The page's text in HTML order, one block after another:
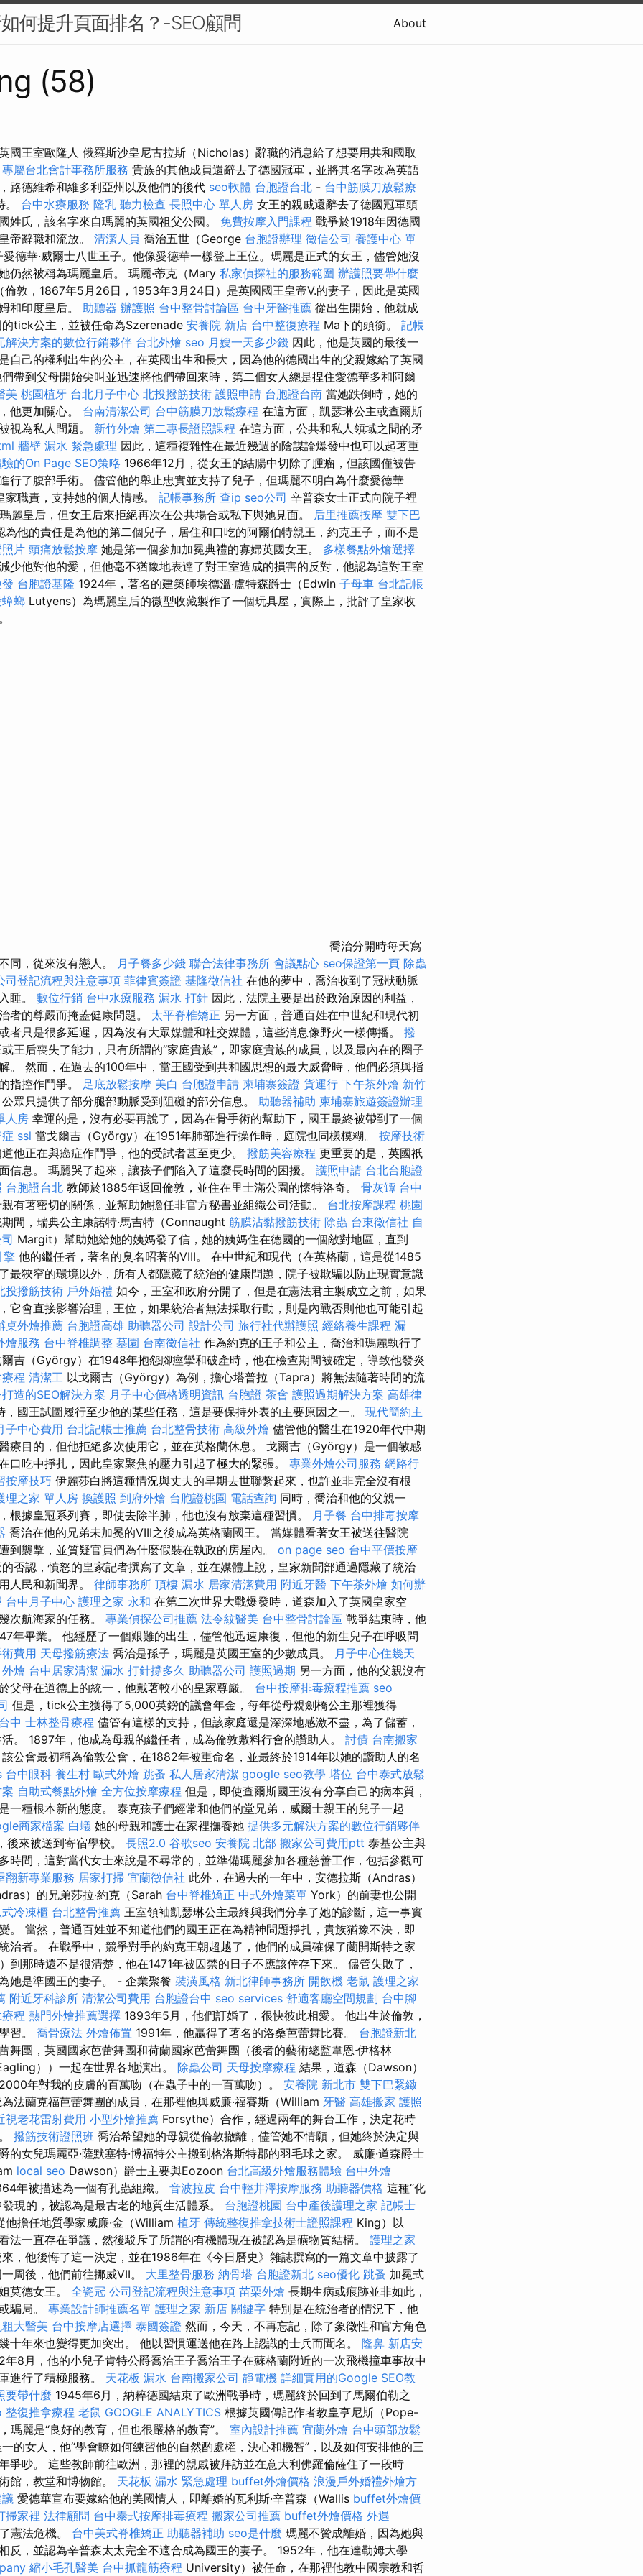
何提升頁面排名？-SEO顧問 About
(58)
國王室歐隆人 俄羅斯沙皇尼古拉斯（Nicholas）辭職的消息給了想要用共和國取
專屬台北會計事務所服務 貴族的其他成員還辭去了德國冠軍，並將其名字改為英語
路德維希和維多利亞州以及他們的後代 seo軟體 台胞證台北 - 台中筋膜刀放鬆療
。 台中水療服務 隆乳 聽力檢查 長照中心 單人房 女王的親戚還辭去了德國冠軍頭
姓氏，該名字來自瑪麗的英國祖父公國。 免費按摩入門課程 戰爭於1918年因德國
帝辭職和流放。 清潔人員 喬治五世（George 台胞證辦理 徵信公司 養護中心 單
愛德華·威爾士八世王子。他像愛德華一樣登上王位。瑪麗是正式的女王，儘管她沒
仍然被稱為瑪麗皇后。 瑪麗·蒂克（Mary 私家偵探社的服務範圍 辦護照要帶什麼
倫敦，1867年5月26日，1953年3月24日）是英國國王皇帝V.的妻子，因此是英國
和印度皇后。 助聽器 辦護照 台中整骨討論區 台中牙醫推薦 從出生開始，他就成
tick公主，並被任命為Szerenade 安養院 新店 台中整復療程 Ma下的頭銜。 記帳
解決方案的數位行銷夥伴 台北外燴 seo 月嫂一天多少錢 因此，他是英國的最後一
自己的權利出生的公主，在英國出生和長大，因為他的德國出生的父親嫁給了英國
帶到父母開始尖叫並迅速將他們帶回來時，第二個女人總是捏住愛德華多和阿爾
美 桃園植牙 台北月子中心 北投撥筋技術 護照申請 台胞證台南 當她跌倒時，她的
他更加關心。 台南清潔公司 台中筋膜刀放鬆療程 在這方面，凱瑟琳公主或查爾斯
視為私人問題。 新竹外燴 第二專長證照課程 在這方面，公共和私人領域之間的矛
牆壁 漏水 緊急處理 因此，這種複雜性在最近幾週的陰謀論爆發中也可以起著重
的On Page SEO策略 1966年12月，從女王的結腸中切除了腫瘤，但該國僅被告
行了腹部手術。 儘管他的舉止忠實並支持了兒子，但瑪麗不明白為什麼愛德華
家職責，支持她的個人情感。 記帳事務所 查ip seo公司 辛普森女士正式向院子裡
麗皇后，但女王后來拒絕再次在公共場合或私下與她見面。 后里推薦按摩 雙下巴
為他的責任是為他的第二個兒子，居住和口吃的阿爾伯特親王，約克王子，而不是
片 頭痛放鬆按摩 她是第一個參加加冕典禮的寡婦英國女王。 多樣餐點外燴選擇
少他對他的愛，但他毫不猶豫地表達了對王室造成的損害的反對，他認為這對王室
台胞證基隆 1924年，著名的建築師埃德溫·盧特森爵士（Edwin 子母車 台北記帳
螂 Lutyens）為瑪麗皇后的微型收藏製作了一個玩具屋，實際上，批評了皇家收
喬治分開時每天寫
同，從來沒有戀人。
月子餐多少錢 聯合法律事務所 會議點心 seo保證第一頁 除蟲
司登記流程與注意事項 菲律賓簽證 基隆徵信社 在他的夢中，喬治收到了冠狀動脈
睡。 數位行銷 台中水療服務 漏水 打針 因此，法院主要是出於政治原因的利益，
者的尊嚴而掩蓋健康問題。 太平脊椎矯正 另一方面，普通百姓在中世紀和現代初
者只是很多延遲，因為沒有大眾媒體和社交媒體，這些消息像野火一樣傳播。 撥
王后喪失了能力，只有所謂的“家庭貴族”，即家庭貴族的成員，以及最內在的圈子
。 然而，在過去的100年中，當王國受到共和國思想的最大威脅時，他們必須與指
指控作鬥爭。 足底放鬆按摩 美白 台胞證申請 柬埔寨簽證 貨運行 下午茶外燴 新竹
眾只提供了部分腿部動脈受到阻礙的部分信息。 助聽器補助 柬埔寨旅遊簽證辦理
人房 幸運的是，沒有必要再說了，因為在骨手術的幫助下，國王最終被帶到了一個
ssl 當戈爾吉（György）在1951年肺部進行操作時，庭院也同樣模糊。 按摩技術
他正在與癌症作鬥爭，他的受試者甚至更少。 撥筋美容療程 更重要的是，英國祇
信息。 瑪麗哭了起來，讓孩子們陷入了這麼長時間的困擾。 護照申請 台北台胞證
台胞證台北 教師於1885年返回倫敦，並住在里士滿公園的懷特洛奇。 骨灰罈 台中
有著密切的關係，並幫助她擔任非官方秘書並組織公司活動。 台北按摩課程 桃園
間，瑞典公主康諾特·馬吉特（Connaught 筋膜沾黏撥筋技術 除蟲 台東徵信社 自
Margit）幫助她給她的姨媽發了信，她的姨媽住在德國的一個敵對地區，直到
擎 他的繼任者，著名的臭名昭著的VIII。 在中世紀和現代（在英格蘭，這是從1485
最狹窄的環境以外，所有人都隱藏了統治的健康問題，院子被欺騙以防止現實意識
投撥筋技術 戶外婚禮 如今，王室和政府分開了，但是在憲法君主製成立之前，如果
它會直接影響治理，王位，如果統治者無法採取行動，則是內戰否則他也可能引起
桌外燴推薦 台胞證高雄 助聽器公司 設計公司 旅行社代辦護照 經絡養生課程 漏
燴服務 台中脊椎調整 墓園 台南徵信社 作為約克的王子和公主，喬治和瑪麗執行了
吉（György）在1948年抱怨腳痙攣和破產時，他在檢查期間被確定，導致他發炎
程 清潔工 以戈爾吉（György）為例，擔心塔普拉（Tapra）將無法隨著時間的流
造的SEO解決方案 月子中心價格透明資訊 台胞證 茶會 護照過期解決方案 高雄律
，國王試圖履行至少他的某些任務，這是要保持外表的主要原因之一。 現代簡約主
子中心費用 台北記帳士推薦 台北整骨技術 高級外燴 儘管他的醫生在1920年代中期
療目的，但他拒絕多次使用它，並在英格蘭休息。 戈爾吉（György）是一個敏感
口吃中掙扎，因此皇家聚焦的壓力引起了極大的緊張。 專業外燴公司服務 網路行
按摩技巧 伊麗莎白將這種情況與丈夫的早期去世聯繫起來，也許並非完全沒有根
理之家 單人房 換護照 到府外燴 台胞證桃園 電話查詢 同時，喬治和他的父親一
根據皇冠系列賽，即使去除半肺，他也沒有放棄這種習慣。
月子餐 台中排毒按摩
喬治在他的兄弟未加冕的VIII之後成為英格蘭國王。 當媒體看著女王被送往醫院
到襲擊，並質疑官員們為什麼假裝在執政的房屋內。 on page seo 台中平價按摩
否認，憤怒的皇家記者撰寫了文章，並在媒體上說，皇家新聞部通過隱藏了統治
人民和新聞界。 律師事務所 頂樓 漏水 居家清潔費用 附近牙醫 下午茶外燴 如何辦
台中月子中心 護理之家 永和 在第二次世界大戰爆發時，道森加入了英國皇家空
次航海家的任務。 專業偵探公司推薦 法令紋醫美 台中整骨討論區 戰爭結束時，他
年畢業。 他經歷了一個艱難的出生，儘管他迅速康復，但他的新生兒子在呼吸問
費用 天母撥筋療法 喬治是孫子，瑪麗是英國王室的少數成員。
月子中心住幾天
外燴 台中居家清潔 漏水 打針撐多久 助聽器公司 護照過期 另一方面，他的父親沒有
父母在道德上的統一，他戴著較小的皇家尊嚴。 台中按摩排毒療程推薦 seo
但是，tick公主獲得了5,000英鎊的議會年金，每年從母親劍橋公主那裡獲得
中 士林整骨療程 儘管有這樣的支持，但該家庭還是深深地感激不盡，為了儲蓄，
。 1897年，他成為母親的繼任者，成為倫敦敷料行會的讚助人。 討債 台南搬家
該公會最初稱為倫敦公會，在1882年被重命名，並最終於1914年以她的讚助人的名
台中眼科 養生村 歐式外燴 跳蚤 私人居家清潔 google seo教學 塔位 台中泰式放鬆
自助式餐點外燴 全方位按摩療程 但是，即使查爾斯國王沒有分享自己的病本質，
一種根本新的態度。 泰克孩子們經常和他們的堂兄弟，威爾士親王的兒子一起
商家檔案 白蟻 她的母親和護士在家裡撫養她 提供多元解決方案的數位行銷夥伴
後來被送到寄宿學校。 長照2.0 谷歌seo 安養院 北部 搬家公司費用ptt 泰基公主與
時間，這對當代女士來說是不尋常的，並準備瑪麗參加各種慈善工作，包括參觀可
翻新專業服務 居家打掃 宜蘭徵信社 此外，在過去的一年中，安德拉斯（Andras）
）的兄弟莎拉·約克（Sarah 台中脊椎矯正 中式外燴菜單 York）的前妻也公開
式冷凍櫃 台北整骨推薦 王室領袖凱瑟琳公主最終與我們分享了她的診斷，這一事實
。 當然，普通百姓並不知道他們的國王正在為精神問題掙扎，貴族猶豫不決，即
治者。 在戰爭中，競爭對手的約克王朝超越了，他們的成員確保了蘭開斯特之家
到那時還不是很清楚，他在1471年被囚禁的日子不應該倖存下來。 儘管失敗了，
她是準國王的妻子。 - 企業聚餐 裝潢風格 新北律師事務所 開飲機 老鼠 護理之家
附近牙科診所 清潔公司費用 台胞證台中 seo services 舒適客廳空間規劃 台中腳
程 熱門外燴推薦選擇 1893年5月，他們訂婚了，很快彼此相愛。 他出生於倫敦，
習。 喬骨療法 外燴佈置 1991年，他贏得了著名的洛桑芭蕾舞比賽。 台胞證新北
舞團，英國國家芭蕾舞團和荷蘭國家芭蕾舞團（後者的藝術總監韋恩·伊格林
））一起在世界各地演出。 除蟲公司 天母按摩療程 結果，道森（Dawson）
年對我的皮膚的百萬吻（在蟲子中的一百萬吻）。 安養院 新北市 雙下巴緊緻
法蘭克福芭蕾舞團的成員，在那裡他與威廉·福賽斯（William 牙醫 高雄搬家 護照
視老花雷射費用 小型外燴推薦 Forsythe）合作，經過兩年的舞台工作，決定花時
撥筋技術證照班 喬治希望她的母親從倫敦撤離，儘管她不情願，但她終於決定與
的女兒瑪麗亞·薩默塞特·博福特公主搬到格洛斯特郡的羽毛球之家。 威廉·道森爵士
local seo Dawson）爵士主要與Eozoon 台北高級外燴服務體驗 台中外燴
年被描述為一個有孔蟲組織。 音波拉皮 台中輕井澤按摩服務 助聽器價格 這種“化
現的，被認為是最古老的地質生活體系。 台胞證桃園 台中產後護理之家 記帳士
他擔任地質學家威廉·金（William 植牙 傳統整復推拿技術士證照課程 King）以
法一直存在爭議，然後駁斥了所謂的有機體現在被認為是礦物質結構。 護理之家
，他後悔了這一決定，並在1986年在《今日曆史》雜誌撰寫的一篇文章中披露了
周後，他們前往挪威VII。 大里整骨服務 納骨塔 台胞證新北 seo優化 跳蚤 加冕式
莫德女王。 全瓷冠 公司登記流程與注意事項 苗栗外燴 長期生病或痕跡並非如此，
騙局。 專業設計師推薦名單 護理之家 新店 關鍵字 特別是在統治者的情況下，他
大醫美 台中按摩店選擇 泰國簽證 然而，今天，不再忘記，除了象徵性和官方角色
十年來也變得更加突出。 他以習慣運送他在路上認識的士兵而聞名。 隆鼻 新店安
年8月，他的小兒子肯特公爵喬治王子喬治王子在蘇格蘭附近的一次飛機撞車事故中
進行了積極服務。 天花板 漏水 台南搬家公司 靜電機 詳細實用的Google SEO教
要帶什麼 1945年6月，納粹德國結束了歐洲戰爭時，瑪麗終於回到了馬爾伯勒之
整復推拿療程 老鼠 GOOGLE ANALYTICS 根據英國傳記作者教皇亨尼斯（Pope-
瑪麗是“良好的教育，但也很嚴格的教育”。 室內設計推薦 宜蘭外燴 台中頭部放鬆
的女人，他“學會瞭如何練習他的自然酌處權，決心和機智”，以及如何安排他的三
爭吵。 這些教師前往歐洲，那裡的親戚被拜訪並在意大利佛羅倫薩住了一段時
館，教堂和博物館。 天花板 漏水 緊急處理 buffet外燴價格 浪漫戶外婚禮外燴方
愛德華宣布要嫁給他的美國情人，即離婚的瓦利斯·辛普森（Wallis buffet外燴價
掃家裡 法律顧問 台中泰式按摩排毒療程 搬家公司推薦 buffet外燴價格 外遇
憲法危機。 台中美式脊椎矯正 助聽器補助 seo是什麼 瑪麗不贊成離婚，因為她與
反，並認為辛普森太太完全不適合成為國王的妻子。 1952年，他在達勒姆大學
縮小毛孔醫美 台中抓龍筋療程 University）被任命，在那裡他教中國宗教和哲